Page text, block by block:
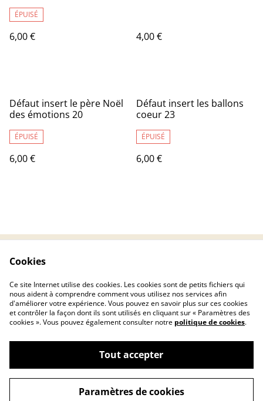
ÉPUISÉ
6,00 € 4,00 €
Défaut insert le père Noël
des émotions 20
ÉPUISÉ
6,00 €
Défaut insert les ballons
coeur 23
ÉPUISÉ
6,00 €
Politique de
confidentialité
Politique de cookies
©2026Chryscreativ
Cookies
Ce site Internet utilise des cookies. Les cookies sont de petits fichiers qui
nous aident à comprendre comment vous utilisez nos services afin
d'améliorer votre expérience. Vous pouvez en savoir plus sur ces cookies
et contrôler la façon dont ils sont utilisés en cliquant sur « Paramètres des
cookies ». Vous pouvez également consulter notre politique de cookies.
Tout accepter
Paramètres de cookies